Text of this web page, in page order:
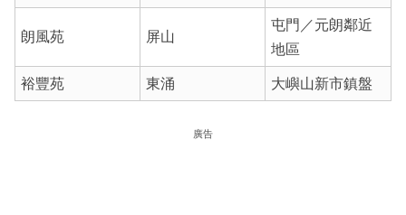
朗風苑 屏山
屯門／元朗鄰近
地區
裕豐苑 東涌 大嶼山新市鎮盤
廣告